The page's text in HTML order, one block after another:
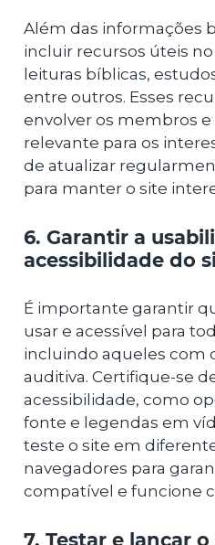
Além das informações
incluir recursos úteis
leituras bíblicas,
entre outros. Esses
envolver os membros
relevante para os
de atualizar
para manter o site
6. Garantir a
acessibilidade do
É importante garantir
usar e acessível para
incluindo aqueles com
auditiva. Certifique-se
acessibilidade, como
fonte e legendas em
teste o site em
navegadores para
compatível e funcione
7. Testar e lançar